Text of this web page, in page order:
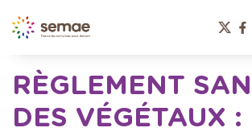
RÈGLEMENT
DES VÉGÉTAUX :